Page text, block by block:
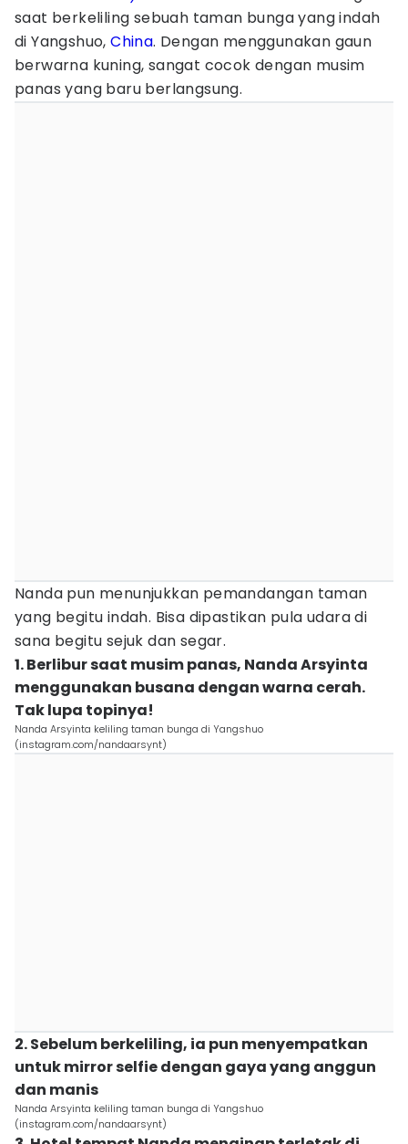
saat berkeliling sebuah taman bunga yang indah
di Yangshuo,China. Dengan menggunakan gaun
berwarna kuning, sangat cocok dengan musim
panas yang baru berlangsung.
Nanda pun menunjukkan pemandangan taman
yang begitu indah. Bisa dipastikan pula udara di
sana begitu sejuk dan segar.
1. Berlibur saat musim panas, Nanda Arsyinta
menggunakan busana dengan warna cerah.
Tak lupa topinya!
Nanda Arsyinta keliling taman bunga di Yangshuo
(instagram.com/nandaarsynt)
2. Sebelum berkeliling, ia pun menyempatkan
untuk mirror selfie dengan gaya yang anggun
dan manis
Nanda Arsyinta keliling taman bunga di Yangshuo
(instagram.com/nandaarsynt)